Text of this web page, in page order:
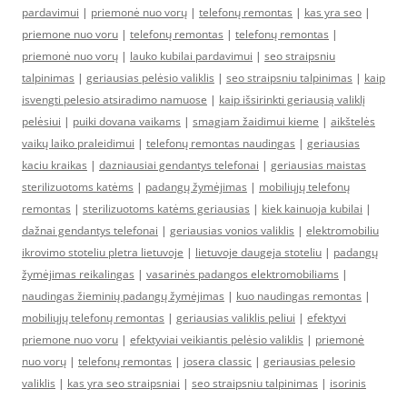
pardavimui | priemonė nuo vorų | telefonų remontas | kas yra seo |
priemone nuo voru | telefonų remontas | telefonų remontas |
priemonė nuo vorų | lauko kubilai pardavimui | seo straipsniu
talpinimas | geriausias pelėsio valiklis | seo straipsniu talpinimas | kaip
isvengti pelesio atsiradimo namuose | kaip išsirinkti geriausią valiklį
pelėsiui | puiki dovana vaikams | smagiam žaidimui kieme | aikštelės
vaikų laiko praleidimui | telefonų remontas naudingas | geriausias
kaciu kraikas | dazniausiai gendantys telefonai | geriausias maistas
sterilizuotoms katėms | padangų žymėjimas | mobiliųjų telefonų
remontas | sterilizuotoms katėms geriausias | kiek kainuoja kubilai |
dažnai gendantys telefonai | geriausias vonios valiklis | elektromobiliu
ikrovimo stoteliu pletra lietuvoje | lietuvoje daugeja stoteliu | padangų
žymėjimas reikalingas | vasarinės padangos elektromobiliams |
naudingas žieminių padangų žymėjimas | kuo naudingas remontas |
mobiliųjų telefonų remontas | geriausias valiklis peliui | efektyvi
priemone nuo voru | efektyviai veikiantis pelėsio valiklis | priemonė
nuo vorų | telefonų remontas | josera classic | geriausias pelesio
valiklis | kas yra seo straipsniai | seo straipsniu talpinimas | isorinis